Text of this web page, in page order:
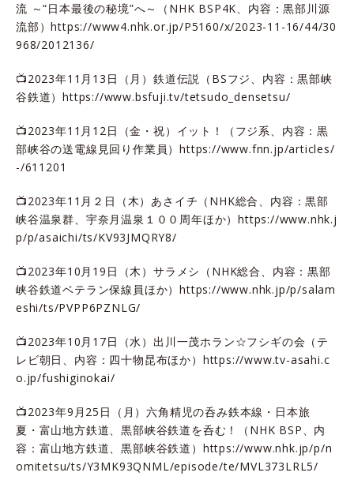
流 ～“日本最後の秘境”へ～（NHK BSP4K、内容：黒部川源
流部）https://www4.nhk.or.jp/P5160/x/2023-11-16/44/30
968/2012136/
📺2023年11月13日（月）鉄道伝説（BSフジ、内容：黒部峡
谷鉄道）https://www.bsfuji.tv/tetsudo_densetsu/
📺2023年11月12日（金・祝）イット！（フジ系、内容：黒
部峡谷の送電線見回り作業員）https://www.fnn.jp/articles/
-/611201
📺2023年11月２日（木）あさイチ（NHK総合、内容：黒部
峡谷温泉群、宇奈月温泉１００周年ほか）https://www.nhk.j
p/p/asaichi/ts/KV93JMQRY8/
📺2023年10月19日（木）サラメシ（NHK総合、内容：黒部
峡谷鉄道ベテラン保線員ほか）https://www.nhk.jp/p/salam
eshi/ts/PVPP6PZNLG/
📺2023年10月17日（水）出川一茂ホラン☆フシギの会（テ
レビ朝日、内容：四十物昆布ほか） https://www.tv-asahi.c
o.jp/fushiginokai/
📺2023年9月25日（月）六角精児の呑み鉄本線・日本旅
夏・富山地方鉄道、黒部峡谷鉄道を呑む！（NHK BSP、内
容：富山地方鉄道、黒部峡谷鉄道） https://www.nhk.jp/p/n
omitetsu/ts/Y3MK93QNML/episode/te/MVL373LRL5/